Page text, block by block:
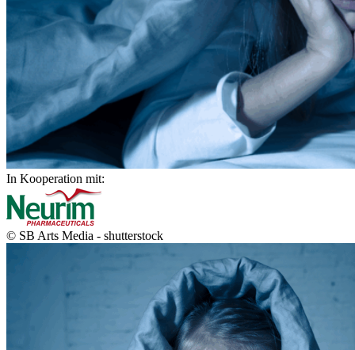
In Kooperation mit:
© SB Arts Media - shutterstock